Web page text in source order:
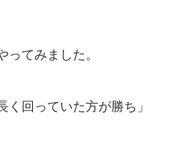
てみました。
回っていた方が勝ち」